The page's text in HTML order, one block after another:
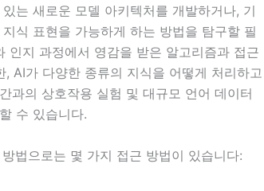
는 새로운 모델 아키텍처를 개발하거나, 기
식 표현을 가능하게 하는 방법을 탐구할 필
인지 과정에서 영감을 받은 알고리즘과 접근
AI가 다양한 종류의 지식을 어떻게 처리하고
과의 상호작용 실험 및 대규모 언어 데이터
수 있습니다.
법으로는 몇 가지 접근 방법이 있습니다: